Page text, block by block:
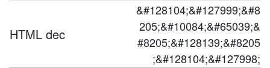
HTML dec
&#128104;&#127999;&#8
205;&#10084;&#65039;&
#8205;&#128139;&#8205
;&#128104;&#127998;